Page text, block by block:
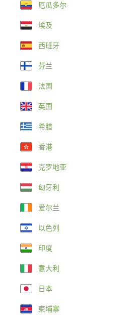
厄瓜多尔
埃及
西班牙
芬兰
法国
英国
希腊
香港
克罗地亚
匈牙利
爱尔兰
以色列
印度
意大利
日本
柬埔寨